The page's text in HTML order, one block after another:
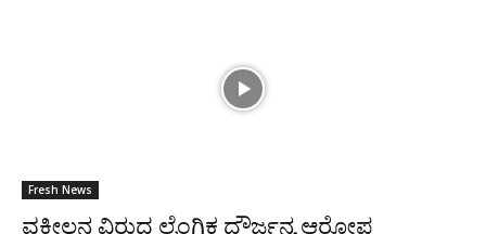
Fresh News
ವಕೀಲನ ವಿರುದ್ದ ಲೈಂಗಿಕ ದೌರ್ಜನ್ಯ ಆರೋಪ